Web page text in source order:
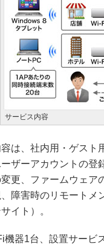
サービス内容
は、社内用・ゲスト
ザーアカウントの登
更、ファームウェア
障害時のリモートメ
イト）。
器1台、設置サービ